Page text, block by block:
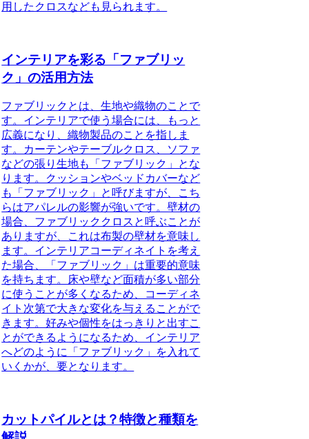
用したクロスなども見られます。
インテリアを彩る「ファブリッ
ク」の活用方法
ファブリックとは、生地や織物のことで
す。インテリアで使う場合には、もっと
広義になり、織物製品のことを指しま
す。カーテンやテーブルクロス、ソファ
などの張り生地も「ファブリック」とな
ります。クッションやベッドカバーなど
も「ファブリック」と呼びますが、こち
らはアパレルの影響が強いです。壁材の
場合、ファブリッククロスと呼ぶことが
ありますが、これは布製の壁材を意味し
ます。インテリアコーディネイトを考え
た場合、「ファブリック」は重要的意味
を持ちます。床や壁など面積が多い部分
に使うことが多くなるため、コーディネ
イト次第で大きな変化を与えることがで
きます。好みや個性をはっきりと出すこ
とができるようになるため、インテリア
へどのように「ファブリック」を入れて
いくかが、要となります。
カットパイルとは？特徴と種類を